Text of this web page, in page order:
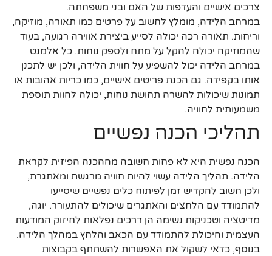
צרכים אישיים והעדפות של האם ובני משפחתה.
במרחב הלידה, מומלץ לחשוב על פרטים כמו תאורה, מוזיקה,
וריחות. תאורה רכה יכולה לסייע ביצירת אווירה רגועה, בעוד
שהמוזיקה יכולה להקל על מתח ולספק נוחות. כל אלמנט
במרחב הלידה יכול להשפיע על חווית הלידה, ולכן יש לתכנן
אותו בקפידה. גם הכנת פריטים אישיים, כמו כריות אהובות או
תמונות שיכולות להשרה תחושת נוחות, יכולה להוות תוספת
משמעותית לחוויה.
תהליכי הכנה נפשיים
הכנה נפשית היא לא פחות חשובה מההכנה הפיזית לקראת
הלידה. תהליך הלידה עשוי להיות חוויה מרגשת ומאתגרת,
ולכן חשוב להקדיש זמן לפיתוח כלים נפשיים שיסייעו
להתמודד עם הלחצים והאתגרים שיכולים להתעורר. יוגה,
מדיטציה וטכניקות נשימה הן דרכים נפלאות לחיזוק המודעות
העצמית והיכולת להתמודד עם הכאב והלחץ במהלך הלידה.
בנוסף, כדאי לשקול את האפשרות להשתתף בקבוצות